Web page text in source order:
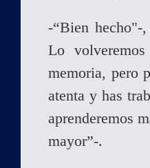
-“Bien hecho"-
Lo
memoria, pero
atenta y has
aprenderemos
mayor”-.